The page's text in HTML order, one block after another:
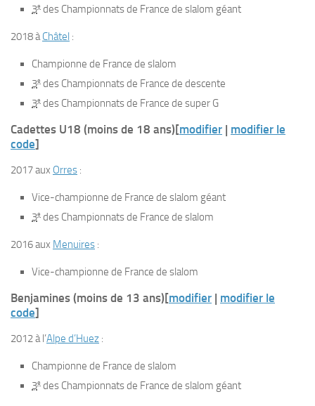
3e des Championnats de France de slalom géant
2018 àChâtel :
Championne de France de slalom
3e des Championnats de France de descente
3e des Championnats de France de super G
Cadettes U18 (moins de 18 ans) [modifier | modifier le
code]
2017 aux Orres :
Vice-championne de France de slalom géant
3e des Championnats de France de slalom
2016 aux Menuires :
Vice-championne de France de slalom
Benjamines (moins de 13 ans) [modifier | modifier le
code]
2012 à l’Alpe d’Huez :
Championne de France de slalom
3e des Championnats de France de slalom géant